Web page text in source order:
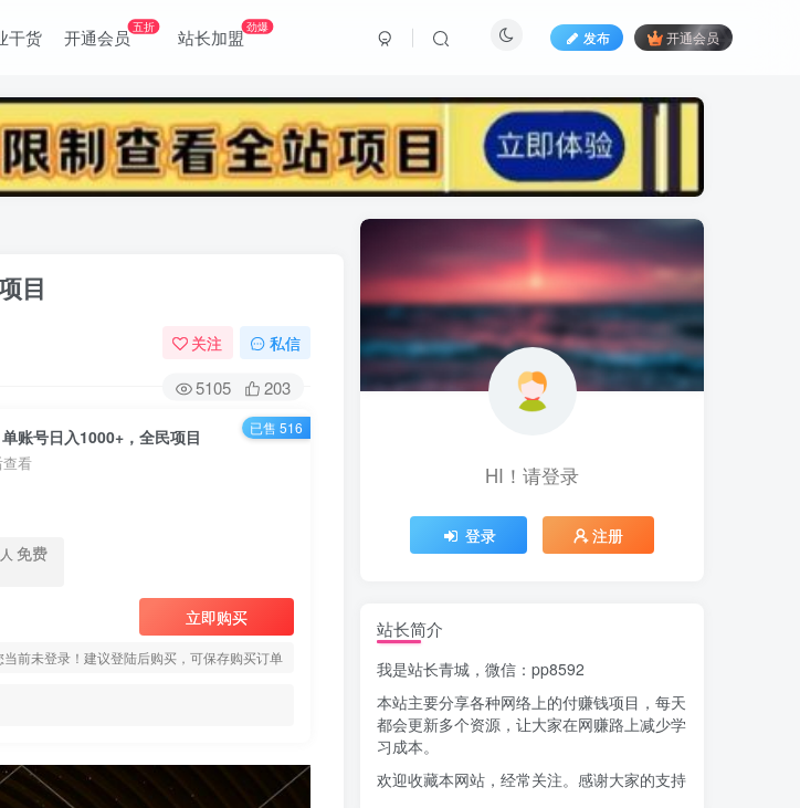
干货 开通会员五折 站长加盟劲爆
发布 开通会员
目
关注 私信
5105 203
账号日入1000+，全民项目
看
免费
立即购买
当前未登录！建议登陆后购买，可保存购买订单
已售 516
标签云
(1)黑科技 黑神话
鱼塘起号(1) 魔兽亚服(0) 魔兽(1)
骚气语音包
餐饮门店(1) 餐饮人(1) 餐饮(3)
(1) 风水教程(0) 风水(1)
风光摄影(1) 音乐号 音乐人项目(0)
音乐U盘(1) 韩国动漫(1)
HI！请登录
登录 注册
站长简介
我是站长青城，微信：pp8592
本站主要分享各种网络上的付赚钱项目，每天
都会更新多个资源，让大家在网赚路上减少学
习成本。
欢迎收藏本网站，经常关注。感谢大家的支持